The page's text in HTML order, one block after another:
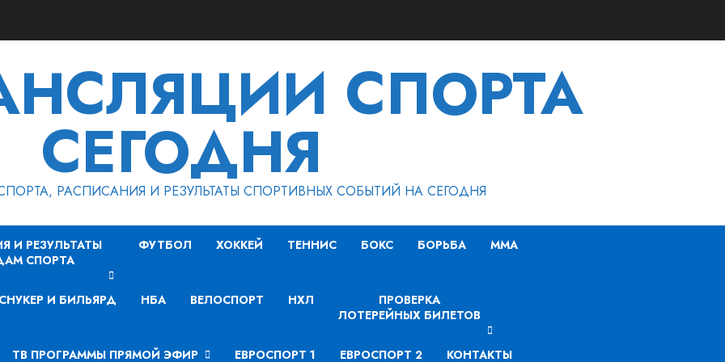
СПОРТА
СЕГОДНЯ
РАСПИСАНИЯ И РЕЗУЛЬТАТЫ СПОРТИВНЫХ СОБЫТИЙ НА СЕГОДНЯ
И РЕЗУЛЬТАТЫ
СПОРТА
ФУТБОЛ ХОККЕЙ ТЕННИС БОКС БОРЬБА MMA
СНУКЕР И БИЛЬЯРД НБА ВЕЛОСПОРТ НХЛ
ПРОВЕРКА
ЛОТЕРЕЙНЫХ БИЛЕТОВ
ТВ ПРОГРАММЫ ПРЯМОЙ ЭФИР ЕВРОСПОРТ 1 ЕВРОСПОРТ 2 КОНТАКТЫ